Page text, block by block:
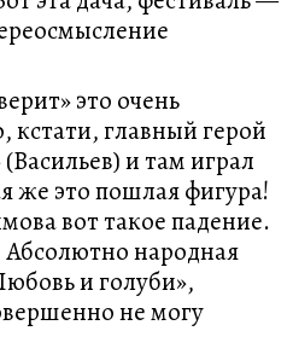
это очень
кстати, главный герой
и там играл
же это пошлая фигура!
вот такое падение.
народная
и голуби»,
не могу